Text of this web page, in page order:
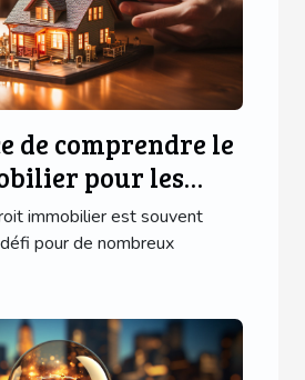
de comprendre le
pour les
immobilier est souvent
pour de nombreux